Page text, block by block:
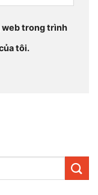
web trong trình
tôi.